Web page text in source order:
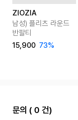
ZIOZIA
남성) 플리츠 라운드
반팔티
15,900 73%
문의 ( 0 건)